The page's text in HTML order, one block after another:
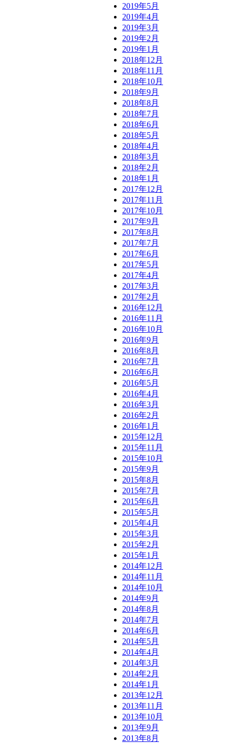
2019年5月
2019年4月
2019年3月
2019年2月
2019年1月
2018年12月
2018年11月
2018年10月
2018年9月
2018年8月
2018年7月
2018年6月
2018年5月
2018年4月
2018年3月
2018年2月
2018年1月
2017年12月
2017年11月
2017年10月
2017年9月
2017年8月
2017年7月
2017年6月
2017年5月
2017年4月
2017年3月
2017年2月
2016年12月
2016年11月
2016年10月
2016年9月
2016年8月
2016年7月
2016年6月
2016年5月
2016年4月
2016年3月
2016年2月
2016年1月
2015年12月
2015年11月
2015年10月
2015年9月
2015年8月
2015年7月
2015年6月
2015年5月
2015年4月
2015年3月
2015年2月
2015年1月
2014年12月
2014年11月
2014年10月
2014年9月
2014年8月
2014年7月
2014年6月
2014年5月
2014年4月
2014年3月
2014年2月
2014年1月
2013年12月
2013年11月
2013年10月
2013年9月
2013年8月